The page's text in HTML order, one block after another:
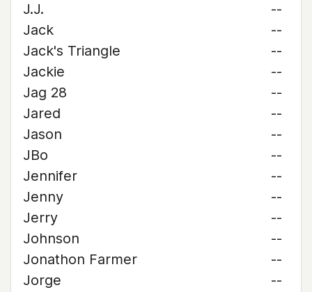
J.J.
--
Jack
--
Jack's Triangle
--
Jackie
--
Jag 28
--
Jared
--
Jason
--
JBo
--
Jennifer
--
Jenny
--
Jerry
--
Johnson
--
Jonathon Farmer
--
Jorge
--